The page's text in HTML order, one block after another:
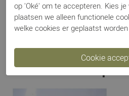
Verzenden
Ruilen en retour
Gerelateerde
op 'Oké' om te accepteren. Kies je
plaatsen we alleen functionele
welke cookies er geplaatst